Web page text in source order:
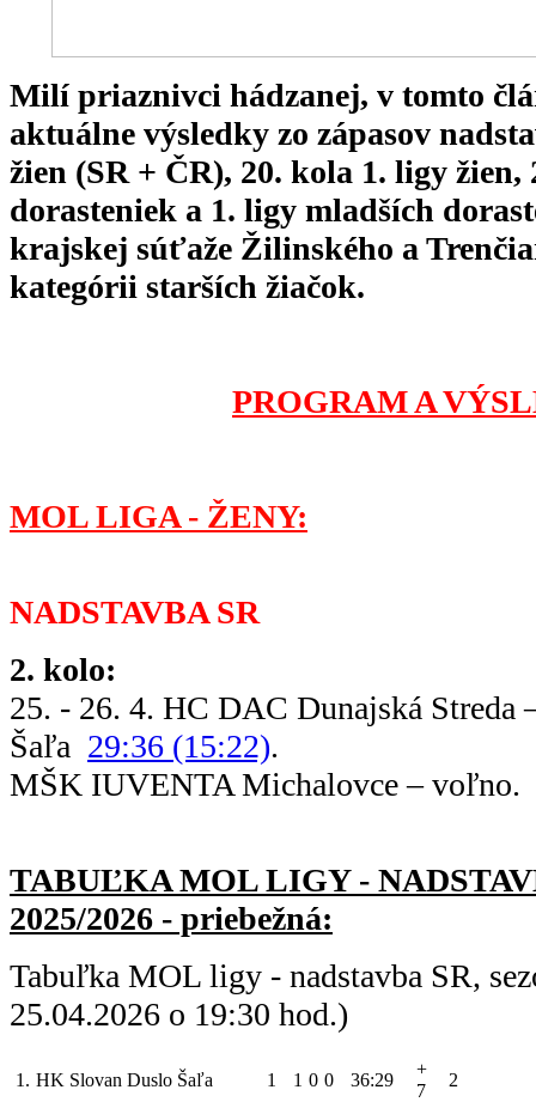
Milí priaznivci hádzanej, v tomto
aktuálne výsledky zo zápasov
žien (SR + ČR), 20. kola 1. ligy
dorasteniek a 1. ligy mladších
krajskej súťaže Žilinského a
kategórii starších žiačok.
PROGRAM A
MOL LIGA - ŽENY:
NADSTAVBA SR
2. kolo:
25. - 26. 4. HC DAC Dunajská Streda
Šaľa 29:36 (15:22).
MŠK IUVENTA Michalovce – voľno.
TABUĽKA MOL LIGY -
2025/2026 - priebežná:
Tabuľka MOL ligy - nadstavba SR,
25.04.2026 o 19:30 hod.)
1. HK Slovan Duslo Šaľa 1 1 0 0 36:29
+
7
2